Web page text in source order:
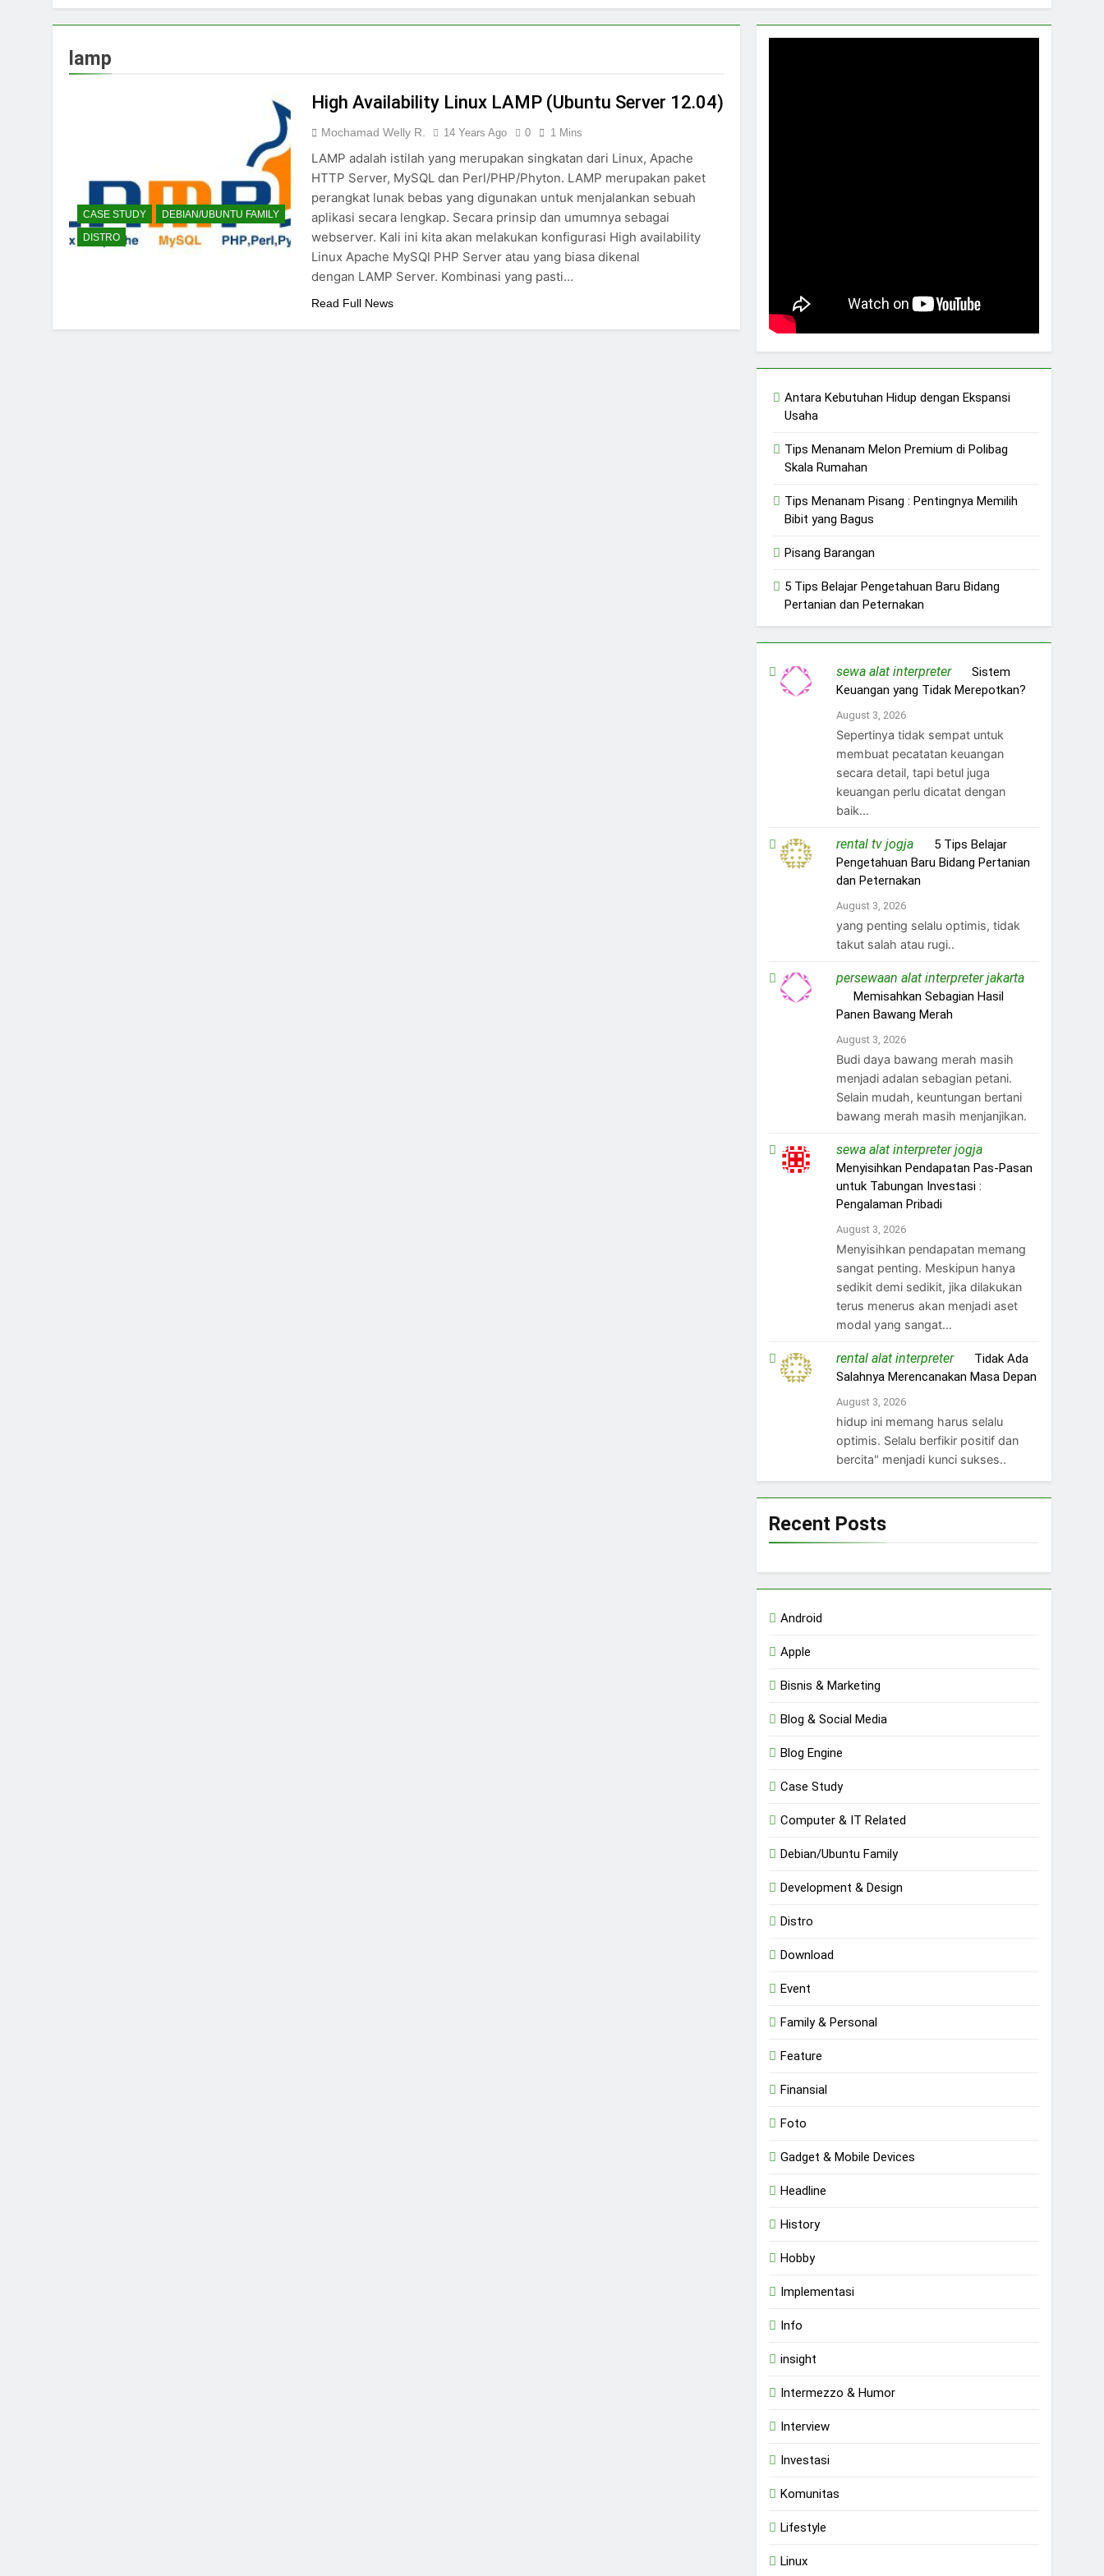
lamp
CASE STUDY
DEBIAN/UBUNTU FAMILY
DISTRO
High Availability Linux LAMP (Ubuntu Server 12.04)
Mochamad Welly R. 14 Years Ago 0 1 Mins
LAMP adalah istilah yang merupakan singkatan dari Linux, Apache
HTTP Server, MySQL dan Perl/PHP/Phyton. LAMP merupakan paket
perangkat lunak bebas yang digunakan untuk menjalankan sebuah
aplikasi secara lengkap. Secara prinsip dan umumnya sebagai
webserver. Kali ini kita akan melakukan konfigurasi High availability
Linux Apache MySQl PHP Server atau yang biasa dikenal
dengan LAMP Server. Kombinasi yang pasti…
Read Full News
Antara Kebutuhan Hidup dengan Ekspansi
Usaha
Tips Menanam Melon Premium di Polibag
Skala Rumahan
Tips Menanam Pisang : Pentingnya Memilih
Bibit yang Bagus
Pisang Barangan
5 Tips Belajar Pengetahuan Baru Bidang
Pertanian dan Peternakan
sewa alat interpreteron Sistem
Keuangan yang Tidak Merepotkan?
August 3, 2026
Sepertinya tidak sempat untuk
membuat pecatatan keuangan
secara detail, tapi betul juga
keuangan perlu dicatat dengan
baik...
rental tv jogjaon 5 Tips Belajar
Pengetahuan Baru Bidang Pertanian
dan Peternakan
August 3, 2026
yang penting selalu optimis, tidak
takut salah atau rugi..
persewaan alat interpreter jakarta
Memisahkan Sebagian Hasil
Panen Bawang Merah
August 3, 2026
Budi daya bawang merah masih
menjadi adalan sebagian petani.
Selain mudah, keuntungan bertani
bawang merah masih menjanjikan.
sewa alat interpreter jogjaon
Menyisihkan Pendapatan Pas-Pasan
untuk Tabungan Investasi :
Pengalaman Pribadi
August 3, 2026
Menyisihkan pendapatan memang
sangat penting. Meskipun hanya
sedikit demi sedikit, jika dilakukan
terus menerus akan menjadi aset
modal yang sangat…
rental alat interpreteron Tidak Ada
Salahnya Merencanakan Masa Depan
August 3, 2026
hidup ini memang harus selalu
optimis. Selalu berfikir positif dan
bercita" menjadi kunci sukses..
Recent Posts
Android
Apple
Bisnis & Marketing
Blog & Social Media
Blog Engine
Case Study
Computer & IT Related
Debian/Ubuntu Family
Development & Design
Distro
Download
Event
Family & Personal
Feature
Finansial
Foto
Gadget & Mobile Devices
Headline
History
Hobby
Implementasi
Info
insight
Intermezzo & Humor
Interview
Investasi
Komunitas
Lifestyle
Linux